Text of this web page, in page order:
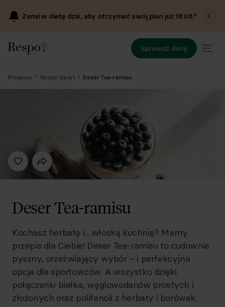
Zamów dietę dziś, aby otrzymać swój plan już18.08.*
Sprawdź dietę
Przepisy Respo Sport Deser Tea-ramisu
Deser Tea-ramisu
Kochasz herbatę i…włoską kuchnię? Mamy
przepis dla Ciebie! Deser Tea-ramisu to cudownie
pyszny, orzeźwiający wybór – i perfekcyjna
opcja dla sportowców. A wszystko dzięki
połączeniu białka, węglowodanów prostych i
złożonych oraz polifenoli z herbaty i borówek.